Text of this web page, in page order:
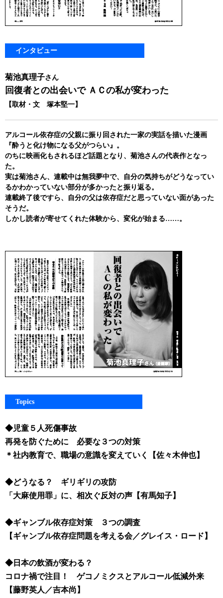
インタビュー
菊池真理子さん
回復者との出会いで ＡＣの私が変わった
【取材・文 塚本堅一】
アルコール依存症の父親に振り回された一家の実話を描いた漫画
『酔うと化け物になる父がつらい』。
のちに映画化もされるほど話題となり、菊池さんの代表作となっ
た。
実は菊池さん、連載中は無我夢中で、自分の気持ちがどうなってい
るかわかっていない部分が多かったと振り返る。
連載終了後ですら、自分の父は依存症だと思っていない面があった
そうだ。
しかし読者が寄せてくれた体験から、変化が始まる……。
Topics
◆児童５人死傷事故
再発を防ぐために 必要な３つの対策
＊社内教育で、職場の意識を変えていく【佐々木伸也】
◆どうなる？ ギリギリの攻防
「大麻使用罪」に、相次ぐ反対の声 【有馬知子】
◆ギャンブル依存症対策 ３つの調査
【ギャンブル依存症問題を考える会／グレイス・ロード】
◆日本の飲酒が変わる？
コロナ禍で注目！ ゲコノミクスとアルコール低減外来
【藤野英人／吉本尚】